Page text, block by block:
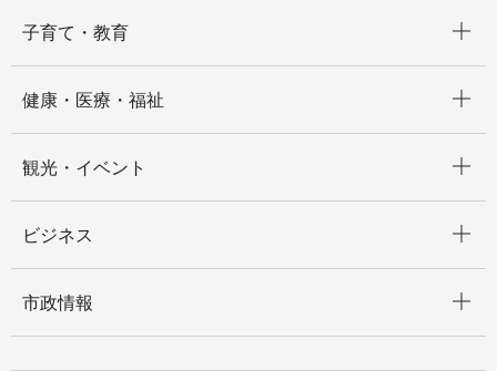
子育て・教育
健康・医療・福祉
観光・イベント
ビジネス
市政情報